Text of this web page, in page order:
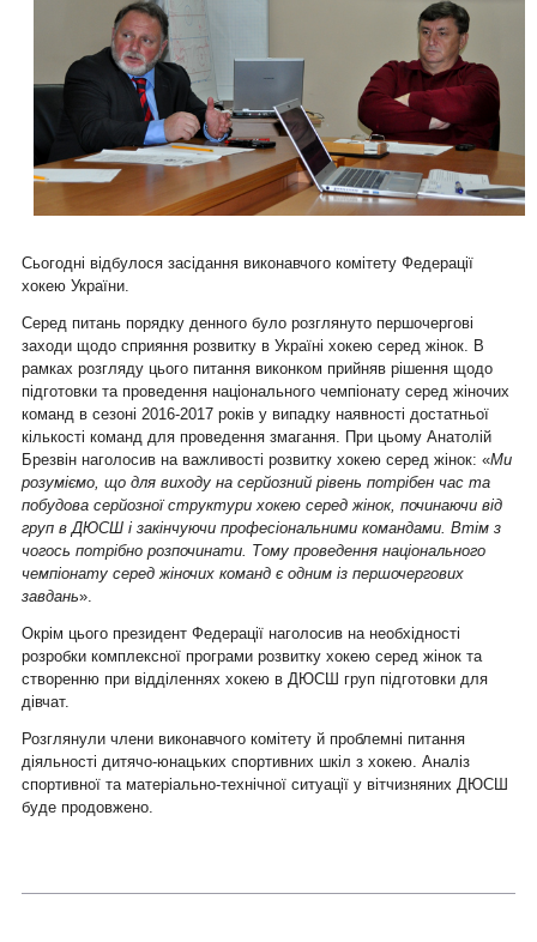
Сьогодні відбулося засідання виконавчого комітету Федерації
хокею України.
Серед питань порядку денного було розглянуто першочергові
заходи щодо сприяння розвитку в Україні хокею серед жінок. В
рамках розгляду цього питання виконком прийняв рішення щодо
підготовки та проведення національного чемпіонату серед жіночих
команд в сезоні 2016-2017 років у випадку наявності достатньої
кількості команд для проведення змагання. При цьому Анатолій
Брезвін наголосив на важливості розвитку хокею серед жінок: «Ми
розуміємо, що для виходу на серйозний рівень потрібен час та
побудова серйозної структури хокею серед жінок, починаючи від
груп в ДЮСШ і закінчуючи професіональними командами. Втім з
чогось потрібно розпочинати. Тому проведення національного
чемпіонату серед жіночих команд є одним із першочергових
завдань».
Окрім цього президент Федерації наголосив на необхідності
розробки комплексної програми розвитку хокею серед жінок та
створенню при відділеннях хокею в ДЮСШ груп підготовки для
дівчат.
Розглянули члени виконавчого комітету й проблемні питання
діяльності дитячо-юнацьких спортивних шкіл з хокею. Аналіз
спортивної та матеріально-технічної ситуації у вітчизняних ДЮСШ
буде продовжено.